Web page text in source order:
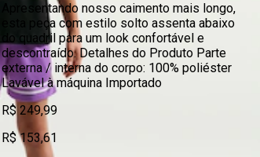
Apresentando nosso caimento mais longo,
esta peça com estilo solto assenta abaixo
do quadril para um look confortável e
descontraído. Detalhes do Produto Parte
externa / interna do corpo: 100% poliéster
Lavável à máquina Importado
R$ 249,99
R$ 153,61